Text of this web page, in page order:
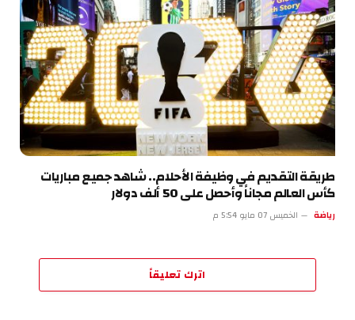
طريقة التقديم في وظيفة الأحلام.. شاهد جميع مباريات
كأس العالم مجاناً وأحصل على 50 ألف دولار
رياضة الخميس 07 مايو 5:54 م
اترك تعليقاً